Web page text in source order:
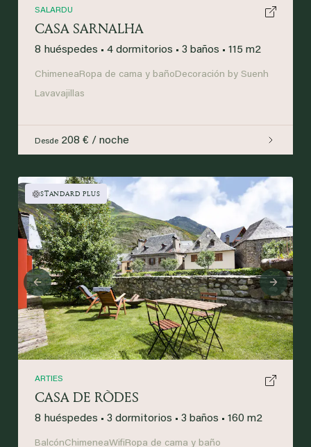
SALARDU
CASA SARNALHA
8 huéspedes • 4 dormitorios • 3 baños • 115 m2
ChimeneaRopa de cama y bañoDecoración by Suenh
Lavavajillas
Desde 208 € / noche
STANDARD PLUS
Previous Next
ARTIES
CASA DE RÒDES
8 huéspedes • 3 dormitorios • 3 baños • 160 m2
BalcónChimeneaWifiRopa de cama y baño